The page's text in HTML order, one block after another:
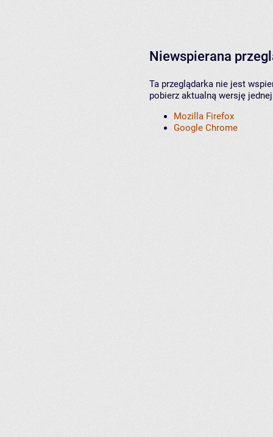
Niewspierana
Ta przeglądarka nie jest
pobierz aktualną wersję
Mozilla Firefox
Google Chrome